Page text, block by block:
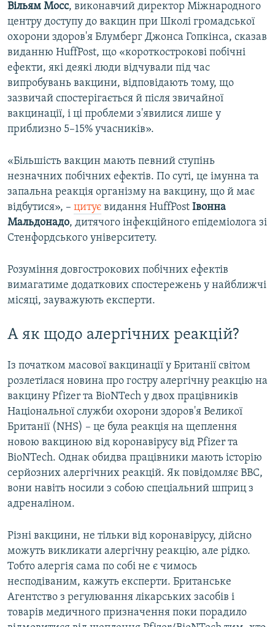
Вільям Мосс, виконавчий директор Міжнародного
центру доступу до вакцин при Школі громадської
охорони здоров'я Блумберг Джонса Гопкінса, сказав
виданню HuffPost, що «короткострокові побічні
ефекти, які деякі люди відчували під час
випробувань вакцини, відповідають тому, що
зазвичай спостерігається й після звичайної
вакцинації, і ці проблеми з'явилися лише у
приблизно 5–15% учасників».
«Більшість вакцин мають певний ступінь
незначних побічних ефектів. По суті, це імунна та
запальна реакція організму на вакцину, що й має
відбутися», – цитує видання HuffPost Івонна
Мальдонадо, дитячого інфекційного епідеміолога зі
Стенфордського університету.
Розуміння довгострокових побічних ефектів
вимагатиме додаткових спостережень у найближчі
місяці, зауважують експерти.
А як щодо алергічних реакцій?
Із початком масової вакцинації у Британії світом
розлетілася новина про гостру алергічну реакцію на
вакцину Pfizer та BioNTech у двох працівників
Національної служби охорони здоров'я Великої
Британії (NHS) – це була реакція на щеплення
новою вакциною від коронавірусу від Pfizer та
BioNTech. Однак обидва працівники мають історію
серйозних алергічних реакцій. Як повідомляє BBC,
вони навіть носили з собою спеціальний шприц з
адреналіном.
Різні вакцини, не тільки від коронавірусу, дійсно
можуть викликати алергічну реакцію, але рідко.
Тобто алергія сама по собі не є чимось
несподіваним, кажуть експерти. Британське
Агентство з регулювання лікарських засобів і
товарів медичного призначення поки порадило